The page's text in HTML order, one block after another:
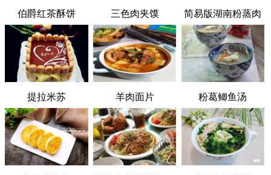
伯爵红茶酥饼 三色肉夹馍 简易版湖南粉蒸肉
提拉米苏 羊肉面片 粉葛鲫鱼汤